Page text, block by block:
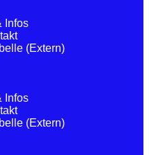
Infos
(Extern)
Infos
(Extern)